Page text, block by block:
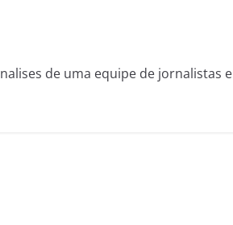
de uma equipe de jornalistas e